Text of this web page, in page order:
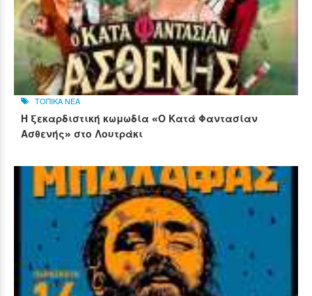
ΤΟΠΙΚΑ ΝΕΑ
Η ξεκαρδιστική κωμωδία «Ο Κατά Φαντασίαν
Ασθενής» στο Λουτράκι